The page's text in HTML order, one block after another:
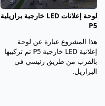
لوحة إعلانات LED خارجية برازيلية
P5
هذا المشروع عبارة عن لوحة
إعلانية LED خارجية P5 تم تركيبها
بالقرب من طريق رئيسي في
البرازيل.